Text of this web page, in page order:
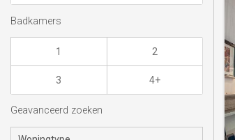
Badkamers
1 2
3 4+
Geavanceerd zoeken